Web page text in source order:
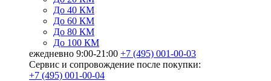
До 40 КМ
До 60 КМ
До 80 КМ
До 100 КМ
ежедневно 9:00-21:00 +7 (495) 001-00-03
Cервис и сопровождение после покупки:
+7 (495) 001-00-04